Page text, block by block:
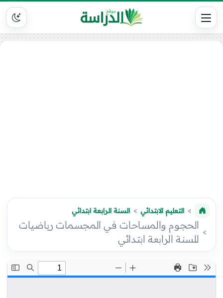
التعليم الابتدائي السنة الرابعة ابتدائي
الحجوم والمساحات في المجسمات رياضيات
للسنة الرابعة ابتدائي